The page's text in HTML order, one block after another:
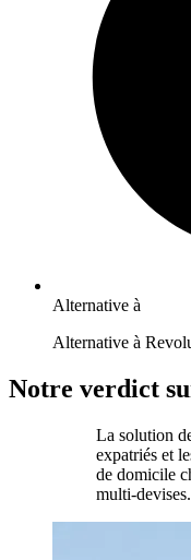
Alternative à
Alternative à
Notre verdict
La solution
expatriés et
de domicile
multi-devises.